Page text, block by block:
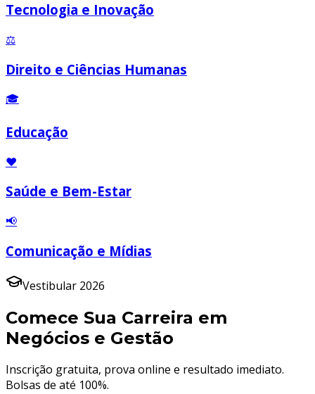
Tecnologia e Inovação
⚖️
Direito e Ciências Humanas
🎓
Educação
❤️
Saúde e Bem-Estar
📢
Comunicação e Mídias
Vestibular 2026
Comece Sua Carreira em
Negócios e Gestão
Inscrição gratuita, prova online e resultado imediato.
Bolsas de até 100%.